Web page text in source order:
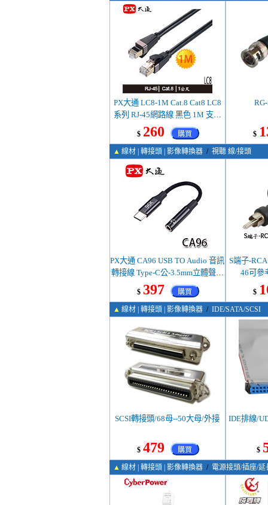
PX大通 LC8-1M Cat.8 Cat8 LC8
系列 RJ-45網路線 黑色 1M 支援
POE供電
$ 260 購買 $
▲ 線材 | 轉接頭 | 影像轉換器 / 視聽 線/接頭
PX大通 CA96 USB TO Audio 音訊
轉接線 Type-C公-3.5mm立體聲母
11.8cm
$ 397 購買
S端子-
46可參
$
▲ 線材 | 轉接頭 | 影像轉換器 / IDE/SATA/SCSI
SCSI轉接頭/68母--50大母/外接
$ 479 購買
IDE排線/
$
▲ 線材 | 轉接頭 | 影像轉換器 / 電源接頭/插座/延